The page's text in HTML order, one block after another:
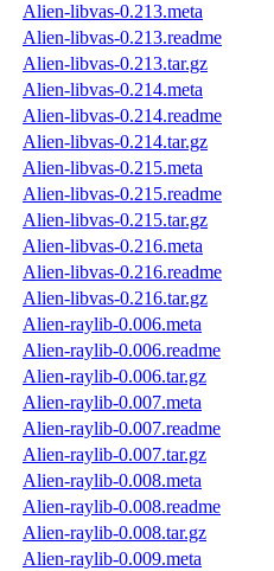
Alien-libvas-0.213.meta
Alien-libvas-0.213.readme
Alien-libvas-0.213.tar.gz
Alien-libvas-0.214.meta
Alien-libvas-0.214.readme
Alien-libvas-0.214.tar.gz
Alien-libvas-0.215.meta
Alien-libvas-0.215.readme
Alien-libvas-0.215.tar.gz
Alien-libvas-0.216.meta
Alien-libvas-0.216.readme
Alien-libvas-0.216.tar.gz
Alien-raylib-0.006.meta
Alien-raylib-0.006.readme
Alien-raylib-0.006.tar.gz
Alien-raylib-0.007.meta
Alien-raylib-0.007.readme
Alien-raylib-0.007.tar.gz
Alien-raylib-0.008.meta
Alien-raylib-0.008.readme
Alien-raylib-0.008.tar.gz
Alien-raylib-0.009.meta